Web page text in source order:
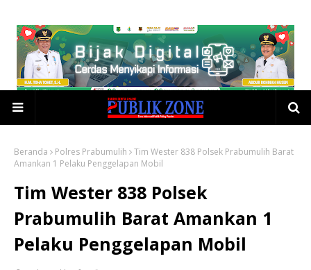
Beranda Polres Prabumulih
Tim Wester 838 Polsek Prabumulih Barat
Amankan 1 Pelaku Penggelapan Mobil
Tim Wester 838 Polsek
Prabumulih Barat Amankan 1
Pelaku Penggelapan Mobil